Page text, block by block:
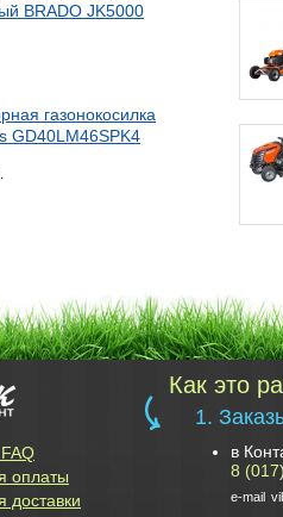
BRADO JK5000
газонокосилка
GD40LM46SPK4
оплаты
доставки
Как это
1.
в
8
e-mail